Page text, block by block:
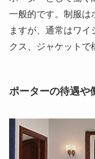
一般的です。制服は
ますが、通常はワイ
クス、ジャケット で
ポーターの待遇や